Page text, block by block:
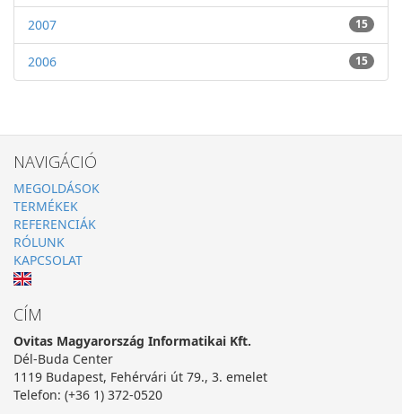
2007 15
2006 15
NAVIGÁCIÓ
MEGOLDÁSOK
TERMÉKEK
REFERENCIÁK
RÓLUNK
KAPCSOLAT
CÍM
Ovitas Magyarország Informatikai Kft.
Dél-Buda Center
1119 Budapest, Fehérvári út 79., 3. emelet
Telefon: (+36 1) 372-0520